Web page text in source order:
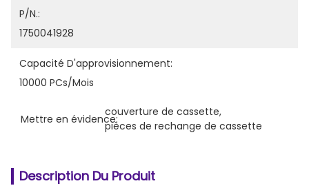
P/N.:
1750041928
Capacité D'approvisionnement:
10000 PCs/mois
Mettre en évidence:
couverture de cassette,
pièces de rechange de cassette
Description Du Produit